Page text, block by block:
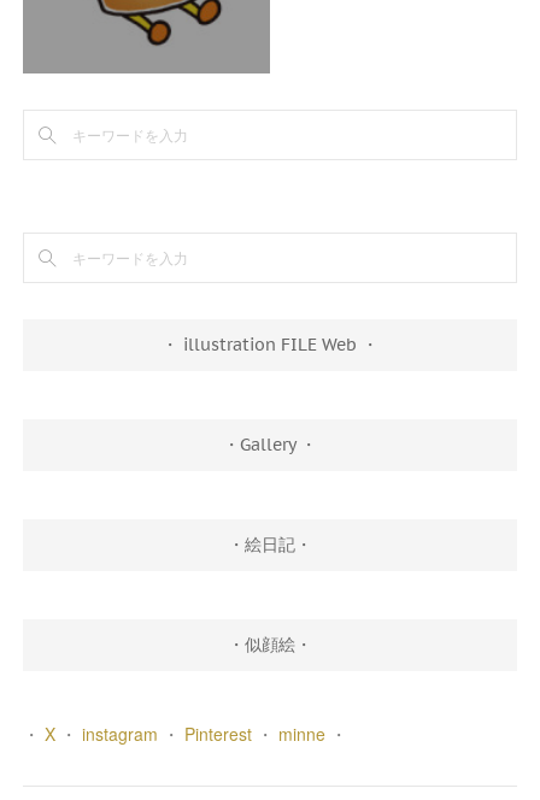
・ illustration FILE Web ・
・Gallery ・
・絵日記・
・似顔絵・
・ X・ instagram ・ Pinterest・ minne・